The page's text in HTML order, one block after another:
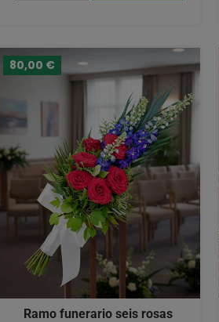
80,00 €
Ramo funerario seis rosas